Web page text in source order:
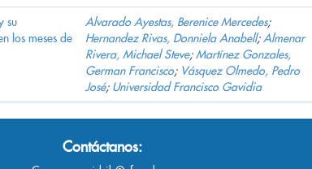
su
los meses de
Alvarado Ayestas, Berenice Mercedes;
Hernandez Rivas, Donniela Anabell;Almenar
Rivera, Michael Steve;Martínez Gonzales,
German Francisco; Vásquez Olmedo, Pedro
José; Universidad Francisco Gavidia
Contáctanos: